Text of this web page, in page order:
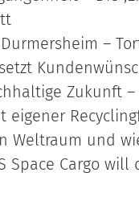
Durmersheim –
Zukunft
eigener
Weltraum und
Space Cargo